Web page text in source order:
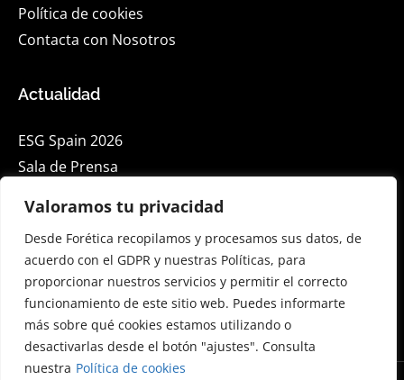
Valoramos tu privacidad
Desde Forética recopilamos y procesamos sus datos, de
acuerdo con el GDPR y nuestras Políticas, para
proporcionar nuestros servicios y permitir el correcto
funcionamiento de este sitio web. Puedes informarte
más sobre qué cookies estamos utilizando o
desactivarlas desde el botón "ajustes". Consulta
nuestra Política de cookies
Política de cookies
Contacta con Nosotros
Actualidad
ESG Spain 2026
Sala de Prensa
Eventos
Suscríbete a nuestra Newsletter en Linkedin
English